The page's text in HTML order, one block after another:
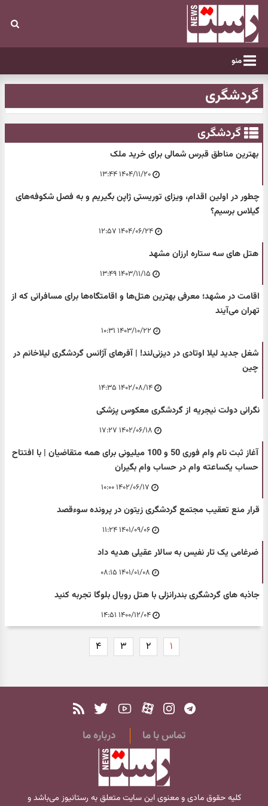
منو
گردشگری
گردشگری
بهترین مناطق قبرس شمالی برای خرید ملک
۱۴۰۴/۱۱/۲۰ ۱۳:۴۴
چطور در اولین اقدام، ویزای توریستی ژاپن بگیریم و به فصل شکوفه‌های
گیلاس برسیم؟
۱۴۰۴/۰۶/۲۴ ۱۲:۵۷
هتل های سه ستاره ارزان مشهد
۱۴۰۳/۱۱/۱۵ ۱۳:۴۹
اقامت در مشهد؛ معرفی بهترین هتل‌ها و اقامتگاه‌ها برای مسافرانی که از
تهران می‌آیند
۱۴۰۳/۱۰/۲۲ ۱۰:۳۱
شغل جدید لیلا اوتادی در دیزنی‌لند! | آفرهای آژانس گردشگری لیلاخانم در
چین
۱۴۰۲/۰۸/۱۴ ۱۴:۳۵
نگرانی دولت نیجریه از گردشگری معکوس پزشکی
۱۴۰۲/۰۶/۱۸ ۱۷:۲۷
آغاز ثبت نام وام فوری 50 و 100 میلیونی برای همه متقاضیان | با افتتاح
حساب یکساعته وام در حساب وام بگیران
۱۴۰۲/۰۶/۱۷ ۱۰:۰۰
قرار منع تعقیب مجتمع گردشگری زیتون در پرونده سوءقصد
۱۴۰۱/۰۹/۰۶ ۱۱:۲۴
ضرغامی یک تار نفیس به سالار عقیلی هدیه داد
۱۴۰۱/۰۱/۰۸ ۰۸:۱۵
جاذبه های گردشگری بندرانزلی با هتل رویال بلوگا تجربه کنید
۱۴۰۰/۱۲/۰۴ ۱۴:۵۱
۱ ۲ ۳ ۴
تماس با ما درباره ما
کلیه حقوق مادی و معنوی این سایت متعلق به رستانیوز می‌باشد و